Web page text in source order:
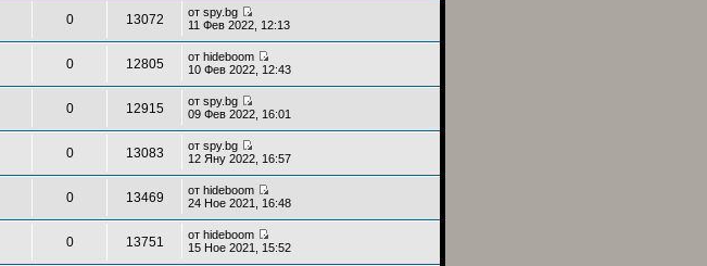
0 13072 отspy.bg
11 Фев 2022, 12:13
0 12805 отhideboom
10 Фев 2022, 12:43
0 12915 отspy.bg
09 Фев 2022, 16:01
0 13083 отspy.bg
12 Яну 2022, 16:57
0 13469 отhideboom
24 Ное 2021, 16:48
0 13751 отhideboom
15 Ное 2021, 15:52